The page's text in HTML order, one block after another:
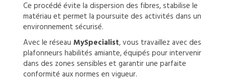
Ce procédé évite la dispersion des fibres, stabilise le
matériau et permet la poursuite des activités dans un
environnement sécurisé.
Avec le réseau MySpecialist, vous travaillez avec des
plafonneurs habilités amiante, équipés pour intervenir
dans des zones sensibles et garantir une parfaite
conformité aux normes en vigueur.